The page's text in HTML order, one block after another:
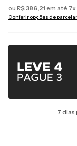
ou R$386,21 em até 7x
Conferir opções de
7